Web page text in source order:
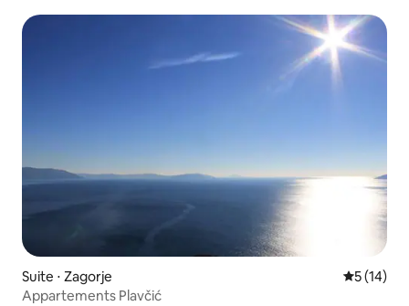
Suite ⋅ Zagorje
5 (14)
Appartements Plavčić